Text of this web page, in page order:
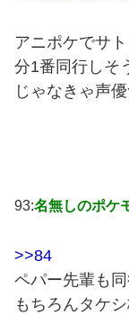
アニポケでサ
分1番同行しそ
じゃなきゃ声
93:名無しのポケ
>>84
ペパー先輩も
もちろんタケ